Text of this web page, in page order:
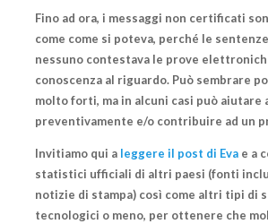
Fino ad ora, i messaggi non certificati
come come si poteva, perché le
nessuno contestava le prove
conoscenza al riguardo. Può sembrare
molto forti, ma in alcuni casi può aiutare
preventivamente e/o contribuire ad un
Invitiamo qui a leggere il post di Eva e a
statistici ufficiali di altri paesi (fonti
notizie di stampa) così come altri tipi di
tecnologici o meno, per ottenere che